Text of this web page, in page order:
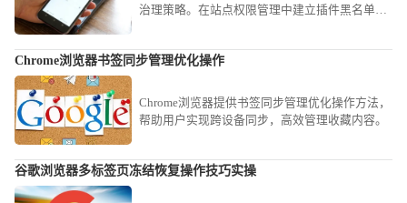
治理策略。在站点权限管理中建立插件黑名单，
Chrome浏览器书签同步管理优化操作
Chrome浏览器提供书签同步管理优化操作方法，
帮助用户实现跨设备同步，高效管理收藏内容。
谷歌浏览器多标签页冻结恢复操作技巧实操